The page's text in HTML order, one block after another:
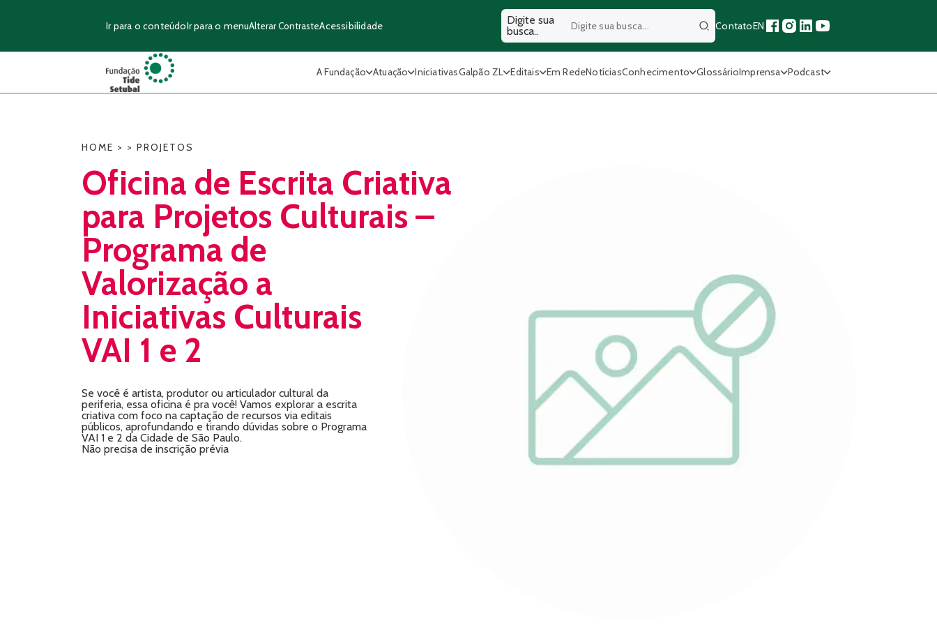
Ir para o conteúdoIr para o menuAlterar ContrasteAcessibilidade
Digite sua
busca..
BuscarContatoEN
A Fundação Atuação IniciativasGalpão ZL Editais Em RedeNotíciasConhecimento GlossárioImprensa Podcast
HOME > > PROJETOS
Oficina de Escrita Criativa
para Projetos Culturais –
Programa de
Valorização a
Iniciativas Culturais
VAI 1 e 2
Se você é artista, produtor ou articulador cultural da
periferia, essa oficina é pra você! Vamos explorar a escrita
criativa com foco na captação de recursos via editais
públicos, aprofundando e tirando dúvidas sobre o Programa
VAI 1 e 2 da Cidade de São Paulo.
Não precisa de inscrição prévia